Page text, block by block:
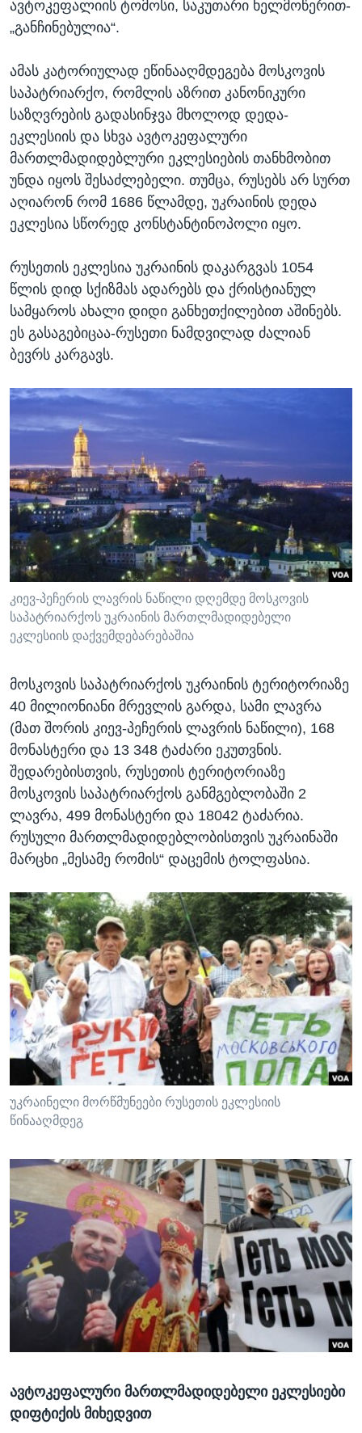
ავტოკეფალიის ტომოსი, საკუთარი ხელმოწერით-
„განჩინებულია“.
ამას კატორიულად ეწინააღმდეგება მოსკოვის
საპატრიარქო, რომლის აზრით კანონიკური
საზღვრების გადასინჯვა მხოლოდ დედა-
ეკლესიის და სხვა ავტოკეფალური
მართლმადიდებლური ეკლესიების თანხმობით
უნდა იყოს შესაძლებელი. თუმცა, რუსებს არ სურთ
აღიარონ რომ 1686 წლამდე, უკრაინის დედა
ეკლესია სწორედ კონსტანტინოპოლი იყო.
რუსეთის ეკლესია უკრაინის დაკარგვას 1054
წლის დიდ სქიზმას ადარებს და ქრისტიანულ
სამყაროს ახალი დიდი განხეთქილებით აშინებს.
ეს გასაგებიცაა-რუსეთი ნამდვილად ძალიან
ბევრს კარგავს.
კიევ-პეჩერის ლავრის ნაწილი დღემდე მოსკოვის
საპატრიარქოს უკრაინის მართლმადიდებელი
ეკლესიის დაქვემდებარებაშია
მოსკოვის საპატრიარქოს უკრაინის ტერიტორიაზე
40 მილიონიანი მრევლის გარდა, სამი ლავრა
(მათ შორის კიევ-პეჩერის ლავრის ნაწილი), 168
მონასტერი და 13 348 ტაძარი ეკუთვნის.
შედარებისთვის, რუსეთის ტერიტორიაზე
მოსკოვის საპატრიარქოს განმგებლობაში 2
ლავრა, 499 მონასტერი და 18042 ტაძარია.
რუსული მართლმადიდებლობისთვის უკრაინაში
მარცხი „მესამე რომის“ დაცემის ტოლფასია.
უკრაინელი მორწმუნეები რუსეთის ეკლესიის
წინააღმდეგ
ავტოკეფალური მართლმადიდებელი ეკლესიები
დიფტიქის მიხედვით